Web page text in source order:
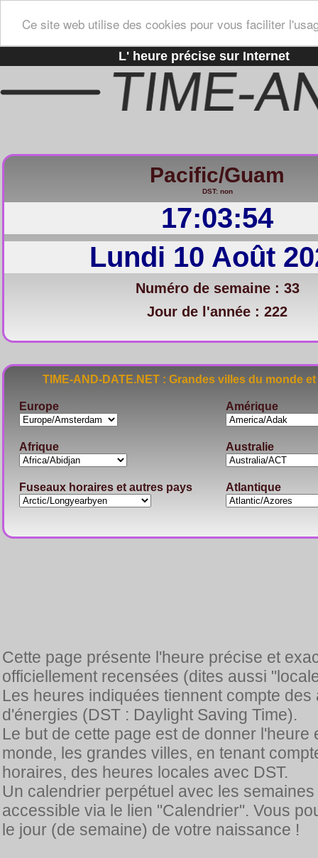
Ce site web utilise des cookies pour vous faciliter
L' heure précise sur Internet
Pacific/Guam
DST: non
17:03:55
Lundi 10 Août
Numéro de semaine : 33
Jour de l'année : 222
TIME-AND-DATE.NET : Grandes villes du
Europe Amérique
Afrique Australie
Fuseaux horaires et autres pays Atlantique
Cette page présente l'heure précise et
officiellement recensées (dites aussi
Les heures indiquées tiennent compte
d'énergies (DST : Daylight Saving Time).
Le but de cette page est de donner
monde, les grandes villes, en tenant
horaires, des heures locales avec DST.
Un calendrier perpétuel avec les
accessible via le lien "Calendrier". Vous
le jour (de semaine) de votre naissance !